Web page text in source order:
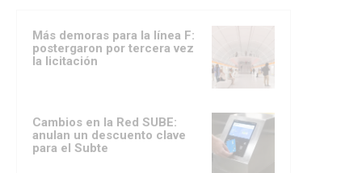
Más demoras para la línea F:
postergaron por tercera vez
la licitación
Cambios en la Red SUBE:
anulan un descuento clave
para el Subte